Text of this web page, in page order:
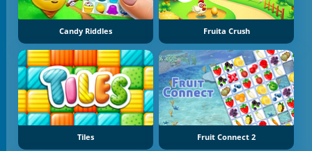
Candy Riddles Fruita Crush
Tiles Fruit Connect 2